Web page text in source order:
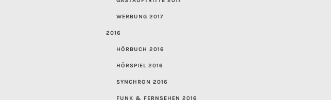
WERBUNG 2017
2016
HÖRBUCH 2016
HÖRSPIEL 2016
SYNCHRON 2016
FUNK & FERNSEHEN 2016